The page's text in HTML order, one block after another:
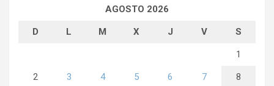
AGOSTO 2026
D L M X J V S
1
2 3 4 5 6 7 8